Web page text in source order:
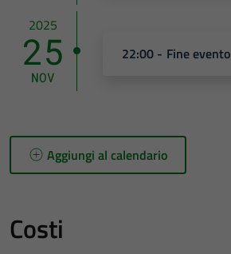
2025
25
NOV
22:00 - Fine evento
Aggiungi al calendario
Costi